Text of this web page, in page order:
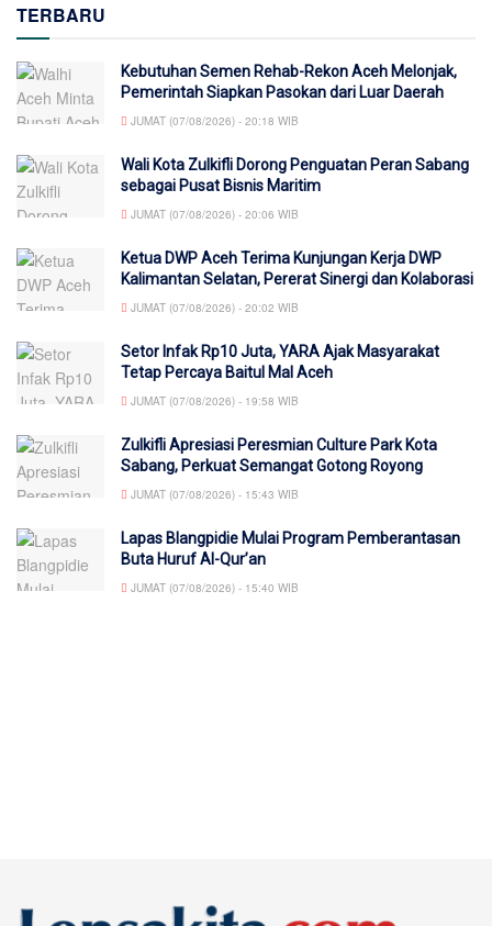
TERBARU
Kebutuhan Semen Rehab-Rekon Aceh Melonjak,
Pemerintah Siapkan Pasokan dari Luar Daerah
JUMAT (07/08/2026) - 20:18 WIB
Wali Kota Zulkifli Dorong Penguatan Peran Sabang
sebagai Pusat Bisnis Maritim
JUMAT (07/08/2026) - 20:06 WIB
Ketua DWP Aceh Terima Kunjungan Kerja DWP
Kalimantan Selatan, Pererat Sinergi dan Kolaborasi
JUMAT (07/08/2026) - 20:02 WIB
Setor Infak Rp10 Juta, YARA Ajak Masyarakat
Tetap Percaya Baitul Mal Aceh
JUMAT (07/08/2026) - 19:58 WIB
Zulkifli Apresiasi Peresmian Culture Park Kota
Sabang, Perkuat Semangat Gotong Royong
JUMAT (07/08/2026) - 15:43 WIB
Lapas Blangpidie Mulai Program Pemberantasan
Buta Huruf Al-Qur’an
JUMAT (07/08/2026) - 15:40 WIB